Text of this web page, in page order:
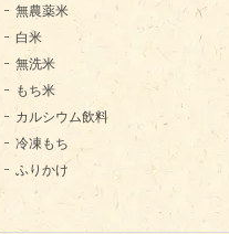
無農薬米
白米
無洗米
もち米
カルシウム飲料
冷凍もち
ふりかけ